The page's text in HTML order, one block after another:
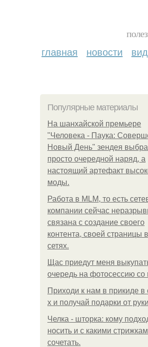
главная новости
Популярные материалы
На шанхайской премьере
"Человека - Паука:
Новый День" зендея
просто очередной наряд, а
настоящий артефакт
моды.
Работа в MLM, то есть
компании сейчас
связана с создание своего
контента, своей страницы
сетях.
Щас приедут меня
очередь на фотосессию со
Приходи к нам в прикиде в
х и получай подарки от
Челка - шторка: кому
носить и с какими
сочетать.